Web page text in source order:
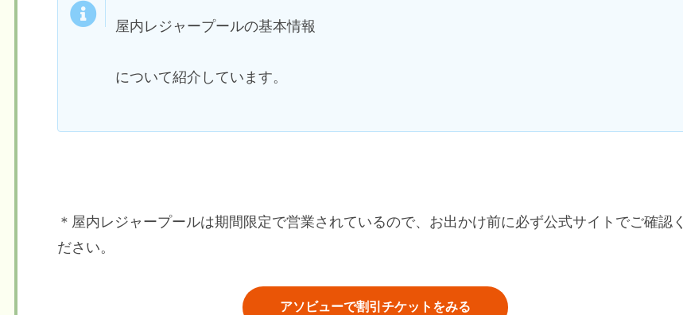
屋内レジャープールの基本情報
について紹介しています。
＊屋内レジャープールは期間限定で営業されているので、お出かけ前に必ず公式サイトでご確認く
ださい。
アソビューで割引チケットをみる